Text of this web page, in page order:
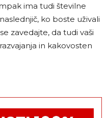
ima tudi številne
ko boste uživali
zavedajte, da tudi vaši
in kakovosten